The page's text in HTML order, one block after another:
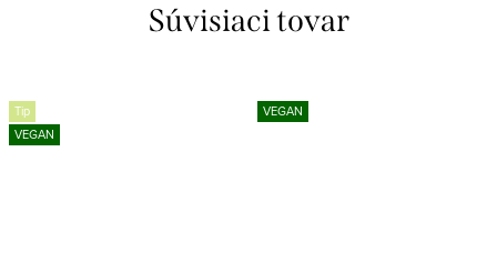
Súvisiaci tovar
Tip
VEGAN
VEGAN